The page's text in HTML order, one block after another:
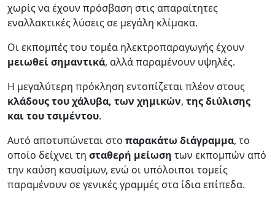
χωρίς να έχουν πρόσβαση στις απαραίτητες
εναλλακτικές λύσεις σε μεγάλη κλίμακα.
Οι εκπομπές του τομέα ηλεκτροπαραγωγής έχουν
μειωθεί σημαντικά, αλλά παραμένουν υψηλές.
Η μεγαλύτερη πρόκληση εντοπίζεται πλέον στους
κλάδους του χάλυβα, των χημικών, της διύλισης
και του τσιμέντου.
Αυτό αποτυπώνεται στο παρακάτω διάγραμμα, το
οποίο δείχνει τη σταθερή μείωση των εκπομπών από
την καύση καυσίμων, ενώ οι υπόλοιποι τομείς
παραμένουν σε γενικές γραμμές στα ίδια επίπεδα.